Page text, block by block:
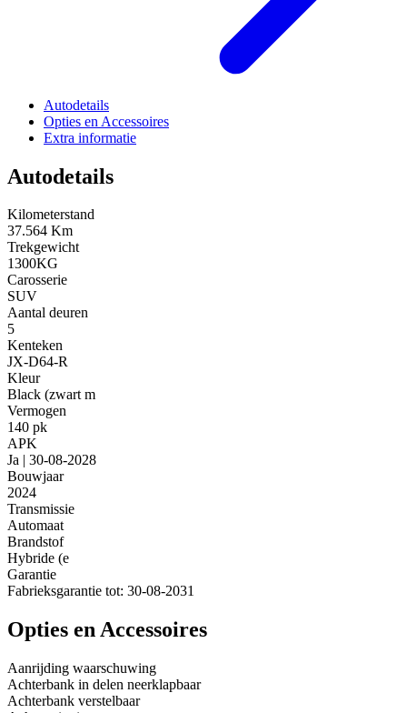
Autodetails
Opties en Accessoires
Extra informatie
Autodetails
Kilometerstand
37.564 Km
Trekgewicht
1300KG
Carosserie
SUV
Aantal deuren
5
Kenteken
JX-D64-R
Kleur
Black (zwart m
Vermogen
140 pk
APK
Ja | 30-08-2028
Bouwjaar
2024
Transmissie
Automaat
Brandstof
Hybride (e
Garantie
Fabrieksgarantie tot: 30-08-2031
Opties en Accessoires
Aanrijding waarschuwing
Achterbank in delen neerklapbaar
Achterbank verstelbaar